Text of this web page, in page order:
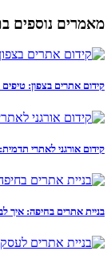
מאמרים נוספים
קידום אתרים בצפון:
קידום אורגני לאתרי
בניית אתרים בחיפה: איך